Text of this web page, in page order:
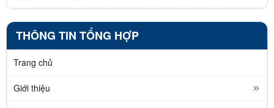
THÔNG TIN TỔNG HỢP
Trang chủ
Giới thiệu